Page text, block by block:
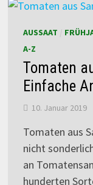
AUSSAAT
A-Z
Tomaten
Einfache
10. Januar 2019
Tomaten aus
nicht
an
hunderten